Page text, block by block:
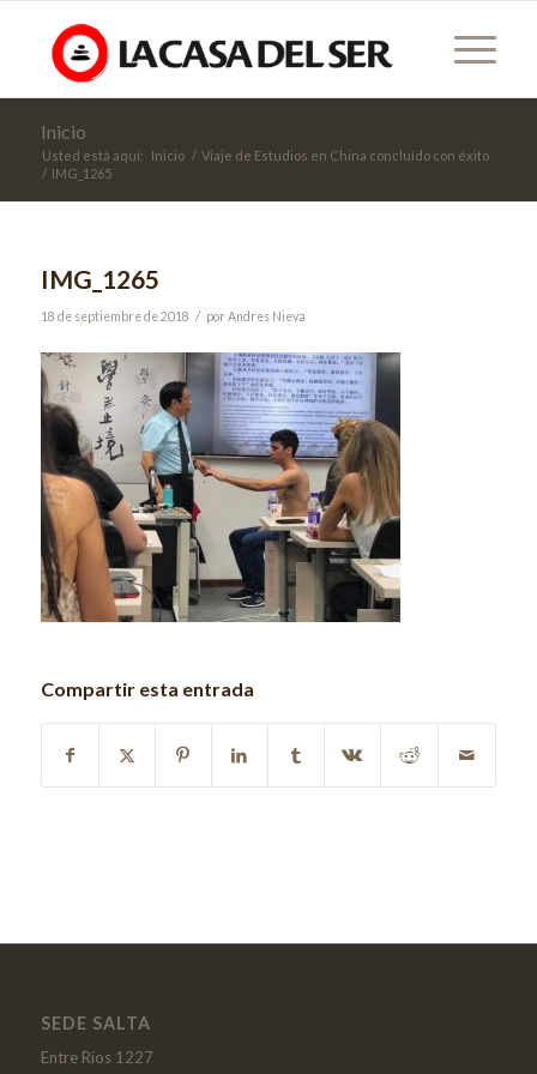
Inicio
Usted está aquí: Inicio / Viaje de Estudios en China concluído con éxito
/ IMG_1265
IMG_1265
18 de septiembre de 2018 / por Andres Nieva
Compartir esta entrada
SEDE SALTA
Entre Ríos 1227